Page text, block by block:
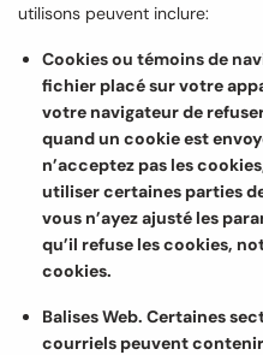
utilisons peuvent inclure:
Cookies ou témoins de
fichier placé sur votre
votre navigateur de
quand un cookie est
n’acceptez pas les
utiliser certaines parties
vous n’ayez ajusté les
qu’il refuse les cookies,
cookies.
Balises Web. Certaines
courriels peuvent